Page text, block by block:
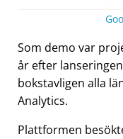
Som demo var
år efter
bokstavligen alla
Analytics.
Plattformen